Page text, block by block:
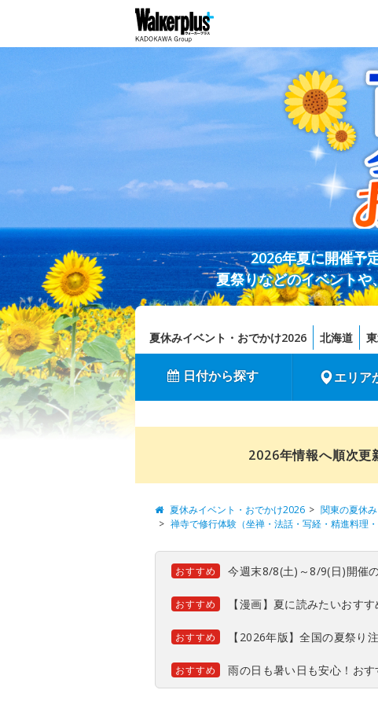
2026年夏に開催予
夏祭りなどのイベント
夏休みイベント・おでかけ2026 北海道
日付から探す エリア
2026年情報へ順次更
夏休みイベント・おでかけ2026 関東の夏休
禅寺で修行体験（坐禅・法話・写経・精進料理
おすすめ 今週末8/8(土)～8/9(日)開催
おすすめ 【漫画】夏に読みたいおす
おすすめ 【2026年版】全国の夏祭り
おすすめ 雨の日も暑い日も安心！お